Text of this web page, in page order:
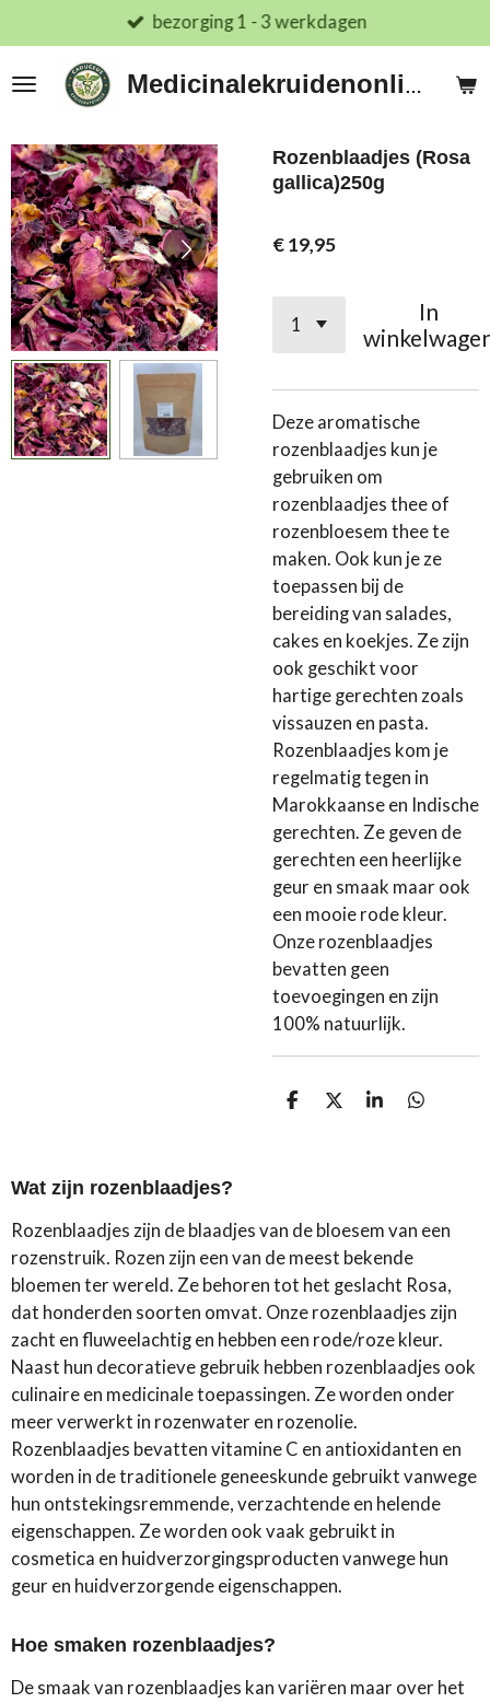
direct
naar
Medicinalekruidenonline.nl
bezorging 1 - 3 werkdagen
Rozenblaadjes (Rosa
gallica)250g
€ 19,95
In
Deze aromatische
rozenblaadjes kun je
gebruiken om
rozenblaadjes thee of
rozenbloesem thee te
maken. Ook kun je ze
toepassen bij de
bereiding van salades,
cakes en koekjes. Ze zijn
ook geschikt voor
hartige gerechten zoals
vissauzen en pasta.
Rozenblaadjes kom je
regelmatig tegen in
Marokkaanse en Indische
gerechten. Ze geven de
gerechten een heerlijke
geur en smaak maar ook
een mooie rode kleur.
Onze rozenblaadjes
bevatten geen
toevoegingen en zijn
100% natuurlijk.
D
D
S
D
Wat zijn rozenblaadjes?
Rozenblaadjes zijn de blaadjes van de bloesem van een
rozenstruik. Rozen zijn een van de meest bekende
bloemen ter wereld. Ze behoren tot het geslacht Rosa,
dat honderden soorten omvat. Onze rozenblaadjes zijn
zacht en fluweelachtig en hebben een rode/roze kleur.
Naast hun decoratieve gebruik hebben rozenblaadjes ook
culinaire en medicinale toepassingen. Ze worden onder
meer verwerkt in rozenwater en rozenolie.
Rozenblaadjes bevatten vitamine C en antioxidanten en
worden in de traditionele geneeskunde gebruikt vanwege
hun ontstekingsremmende, verzachtende en helende
eigenschappen. Ze worden ook vaak gebruikt in
cosmetica en huidverzorgingsproducten vanwege hun
geur en huidverzorgende eigenschappen.
Hoe smaken rozenblaadjes?
De smaak van rozenblaadjes kan variëren maar over het